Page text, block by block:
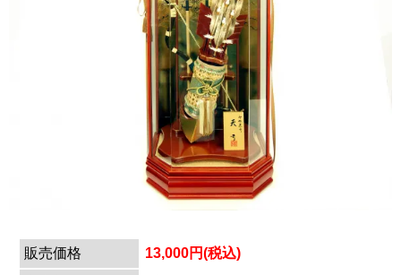
販売価格
13,000円(税込)